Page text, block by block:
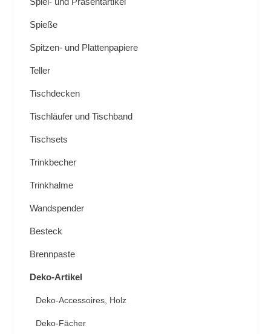
Spieße
Spitzen- und Plattenpapiere
Teller
Tischdecken
Tischläufer und Tischband
Tischsets
Trinkbecher
Trinkhalme
Wandspender
Besteck
Brennpaste
Deko-Artikel
Deko-Accessoires, Holz
Deko-Fächer